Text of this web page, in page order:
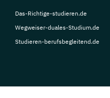
Das-Richtige-studieren.de
Wegweiser-duales-Studium.de
Studieren-berufsbegleitend.de